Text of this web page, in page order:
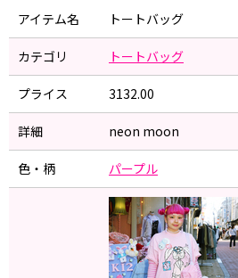
アイテム名 トートバッグ
カテゴリ トートバッグ
プライス 3132.00
詳細 neon moon
色・柄 パープル